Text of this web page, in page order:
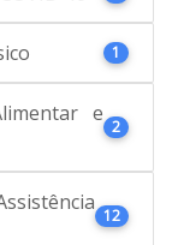
1
e
2
12